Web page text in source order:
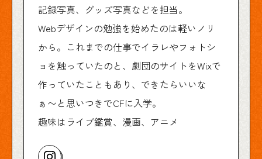
記録写真、グッズ写真などを担当。
Webデザインの勉強を始めたのは軽いノリ
から。これまでの仕事でイラレやフォトシ
ョを触っていたのと、劇団のサイトをWixで
作っていたこともあり、できたらいいな
ぁ〜と思いつきでCFに入学。
趣味はライブ鑑賞、漫画、アニメ